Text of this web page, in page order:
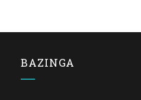
BAZINGA